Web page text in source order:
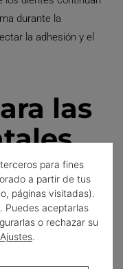
durante la
la adhesión y el
las
con carillas
de cuidados para
esto, se podrálucir
tiempo posible.
para fines
a partir de tus
páginas visitadas).
Puedes aceptarlas
o rechazar su
Ajustes.